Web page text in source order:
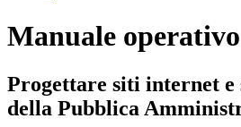
Manuale
Progettare siti internet
della Pubblica